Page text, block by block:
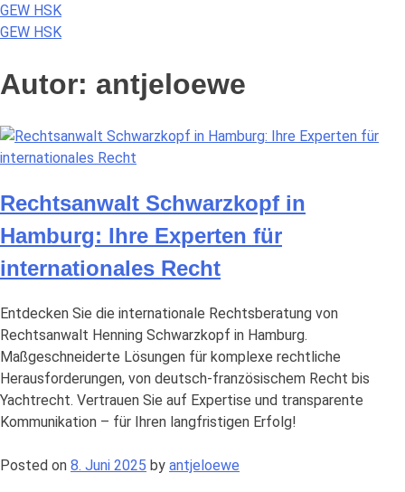
Skip
to
GEW HSK
GEW HSK
Autor: antjeloewe
Rechtsanwalt Schwarzkopf in
Hamburg: Ihre Experten für
internationales Recht
Entdecken Sie die internationale Rechtsberatung von
Rechtsanwalt Henning Schwarzkopf in Hamburg.
Maßgeschneiderte Lösungen für komplexe rechtliche
Herausforderungen, von deutsch-französischem Recht bis
Yachtrecht. Vertrauen Sie auf Expertise und transparente
Kommunikation – für Ihren langfristigen Erfolg!
Posted on 8. Juni 2025 by antjeloewe